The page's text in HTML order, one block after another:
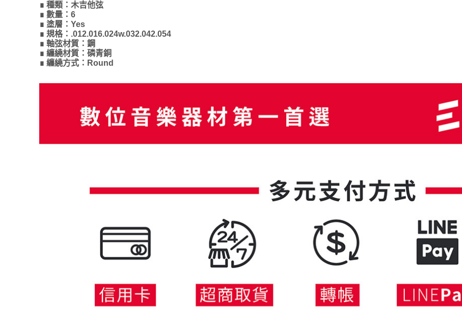
∎ 種類：木吉他弦
∎ 數量：6
∎ 塗層：Yes
∎ 規格：.012.016.024w.032.042.054
∎ 軸弦材質：鋼
∎ 纏繞材質：磷青銅
∎ 纏繞方式：Round